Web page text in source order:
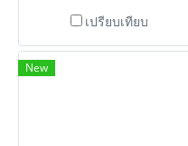
เปรียบเทียบ
New